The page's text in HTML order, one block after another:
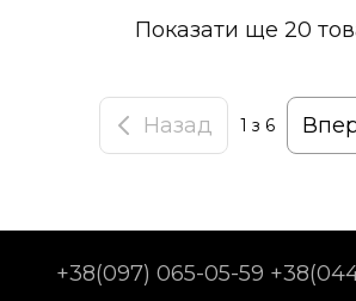
Показати ще 20
Назад 1 з 6
+38(097) 065-05-59